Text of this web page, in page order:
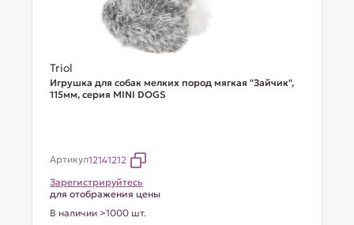
Triol
Игрушка для собак мелких пород мягкая "Зайчик",
115мм, серия MINI DOGS
Артикул12141212
Зарегистрируйтесь
для отображения цены
В наличии >1000 шт.